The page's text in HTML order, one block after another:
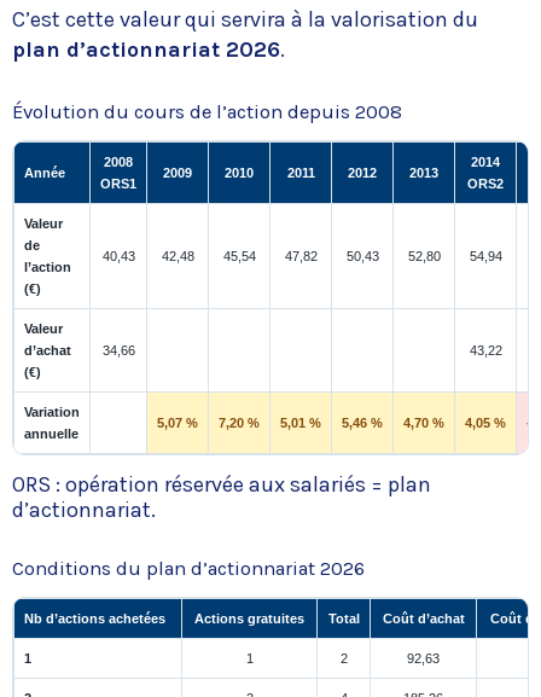
C’est cette valeur qui servira à la valorisation du
plan d’actionnariat 2026.
Évolution du cours de l’action depuis 2008
Année
2008
ORS1
2009 2010 2011 2012 2013
2014
ORS2
Valeur
de
l’action
(€)
40,43 42,48 45,54 47,82 50,43 52,80 54,94
Valeur
d’achat
(€)
34,66 43,22
Variation
annuelle
5,07 % 7,20 % 5,01 % 5,46 % 4,70 % 4,05 % -
ORS : opération réservée aux salariés = plan
d’actionnariat.
Conditions du plan d’actionnariat 2026
Nb d’actions achetées Actions gratuites Total Coût d’achat Coût
1 1 2 92,63